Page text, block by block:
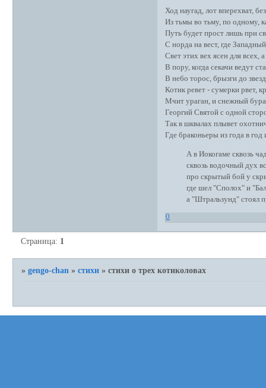
Ход наугад, лот вперехват,
Из тьмы во тьму, по одному,
Путь будет прост лишь при
С норда на вест, где
Свет этих вех ясен для всех,
В пору, когда секачи ведут
В небо торос, брызги до
Котик ревет - сумерки рвет,
Мчит ураган, и снежный
Георгий Святой с одной
Так в шквалах плывет
Где браконьеры из года в
А в Иокогаме сквозь чад
сквозь водочный дух
про скрытый бой у
где шел "Сполох" и
а "Штральзунд" стоял
0
Страница: 1
»gengo-chan »стихи »стихи о трех котиколовах